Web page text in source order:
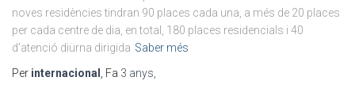
noves residències tindran 90 places cada una, a més de 20 places
per cada centre de dia, en total, 180 places residencials i 40
d’atenció diürna dirigida Saber més
Per internacional , Fa 3 anys